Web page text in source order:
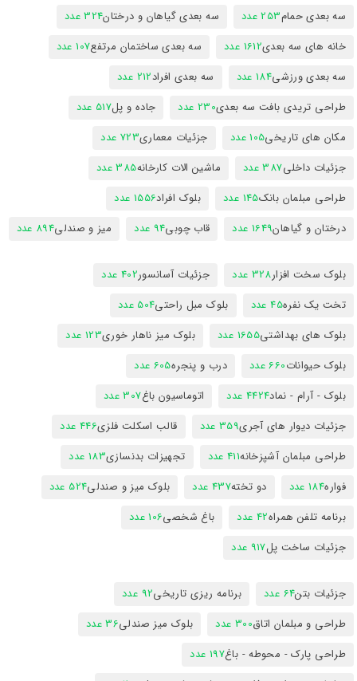
سه بعدی حمام253 عدد سه بعدی گیاهان و درختان324 عدد
خانه های سه بعدی1612 عدد سه بعدی ساختمان مرتفع107 عدد
سه بعدی ورزشی184 عدد سه بعدی افراد212 عدد
طراحی تریدی بافت سه بعدی230 عدد جاده و پل517 عدد
مکان های تاریخی105 عدد جزئیات معماری723 عدد
جزئیات داخلی387 عدد ماشین الات کارخانه385 عدد
طراحی مبلمان بانک145 عدد بلوک افراد1556 عدد
درختان و گیاهان1649 عدد قاب چوبی94 عدد میز و صندلی894 عدد
بلوک سخت افزار328 عدد جزئیات آسانسور402 عدد
تخت یک نفره45 عدد بلوک مبل راحتی504 عدد
بلوک های بهداشتی1655 عدد بلوک میز ناهار خوری123 عدد
بلوک حیوانات660 عدد درب و پنجره605 عدد
بلوک - آرام - نماد4424 عدد اتوماسیون باغ307 عدد
جزئیات دیوار های آجری359 عدد قالب اسکلت فلزی446 عدد
طراحی مبلمان آشپزخانه411 عدد تجهیزات بدنسازی183 عدد
فواره184 عدد دو تخته437 عدد بلوک میز و صندلی524 عدد
برنامه تلفن همراه42 عدد باغ شخصی106 عدد
جزئیات ساخت پل917 عدد
جزئیات بتن64 عدد برنامه ریزی تاریخی92 عدد
طراحی و مبلمان اتاق300 عدد بلوک میز صندلی36 عدد
طراحی پارک - محوطه - باغ197 عدد